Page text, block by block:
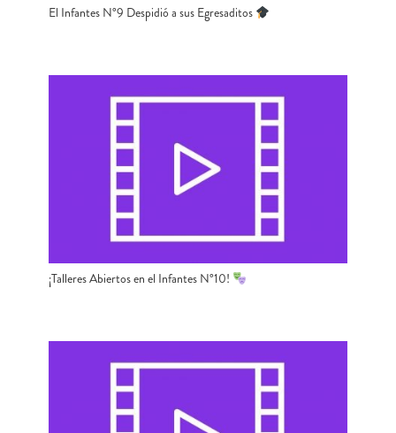
El Infantes N°9 Despidió a sus Egresaditos
¡Talleres Abiertos en el Infantes N°10!